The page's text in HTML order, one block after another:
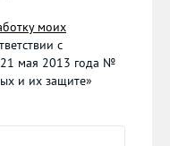
моих
с
мая 2013 года №
и их защите»